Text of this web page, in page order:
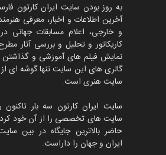
مسابقۀ
کاریکاتور
مهلت 3 ماه دیگر
پنجمین مسابقۀ
کارتون CARTUNION ، …
مهلت
به روز بودن سایت ایران کارتون
آخرین اطلاعات و اخبار، معرفی
و خارجی، اعلام مسابقات جهانی
کاریکاتور و تحلیل و بررسی آثار
نمایش فیلم های آموزشی و گذاشتن
گالری های این سایت تنها گوشه ای
سایت هنری است.
سایت ایران کارتون سه بار
سایت های تخصصی را از آن خود
حاضر بالاترین جایگاه در بین
ایران و جهان را داراست.